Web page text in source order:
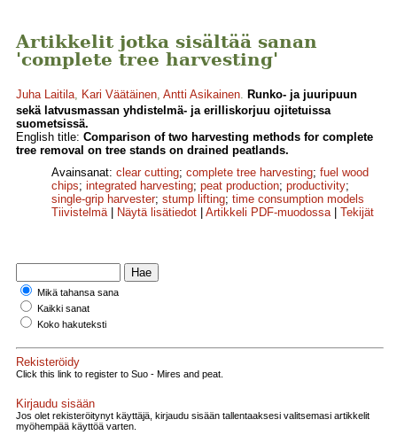
Artikkelit jotka sisältää sanan
'complete tree harvesting'
Juha Laitila, Kari Väätäinen, Antti Asikainen. Runko- ja juuripuun
sekä latvusmassan yhdistelmä- ja erilliskorjuu ojitetuissa
suometsissä.
English title: Comparison of two harvesting methods for complete
tree removal on tree stands on drained peatlands.
Avainsanat: clear cutting; complete tree harvesting; fuel wood
chips; integrated harvesting; peat production; productivity;
single-grip harvester; stump lifting; time consumption models
Tiivistelmä| Näytä lisätiedot Artikkeli PDF-muodossa| Tekijät
Mikä tahansa sana
Kaikki sanat
Koko hakuteksti
Rekisteröidy
Click this link to register to Suo - Mires and peat.
Kirjaudu sisään
Jos olet rekisteröitynyt käyttäjä, kirjaudu sisään tallentaaksesi valitsemasi artikkelit
myöhempää käyttöä varten.